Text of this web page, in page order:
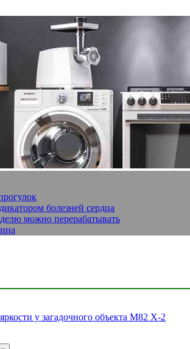
болезней сердца
можно перерабатывать
у загадочного объекта M82 X-2